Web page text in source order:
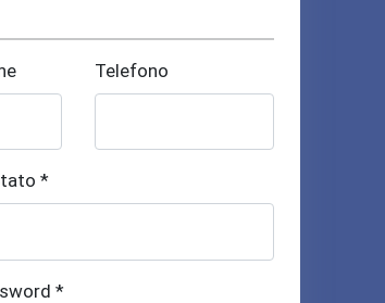
Telefono
*
*